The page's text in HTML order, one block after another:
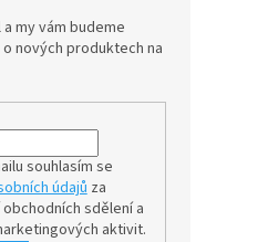
my vám budeme
nových produktech na
souhlasím se
údajů za
obchodních sdělení a
aktivit.